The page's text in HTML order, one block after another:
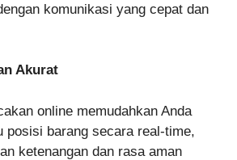
komunikasi yang cepat dan
Akurat
online memudahkan Anda
posisi barang secara real-time,
ketenangan dan rasa aman